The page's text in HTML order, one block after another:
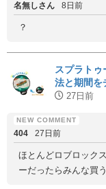
名無しさん 8日前
？
スプラト
法と期間を
27日前
404 27日前
ほとんどロブロック
ーだったらみんな買